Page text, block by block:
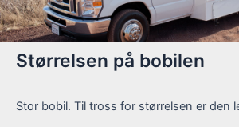
Størrelsen på bobilen
Stor bobil. Til tross for størrelsen er den